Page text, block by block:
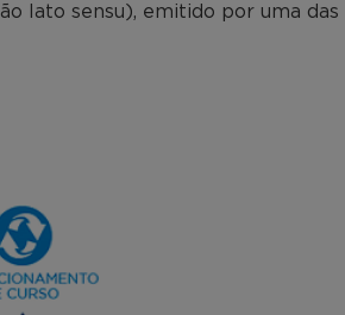
lato sensu), emitido por uma das